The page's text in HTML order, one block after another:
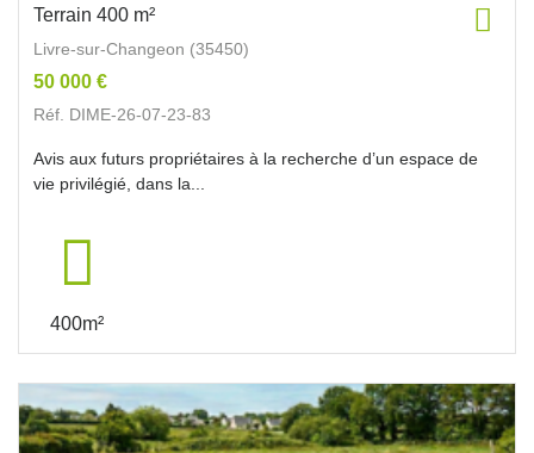
Terrain 400 m²
Livre-sur-Changeon (35450)
50 000 €
Réf. DIME-26-07-23-83
Avis aux futurs propriétaires à la recherche d’un espace de
vie privilégié, dans la...
400m²